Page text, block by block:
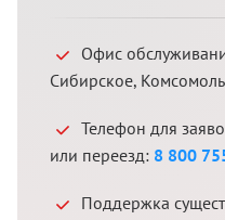
Офис
Сибирское,
Телефон для
или переезд: 8 800
Поддержка